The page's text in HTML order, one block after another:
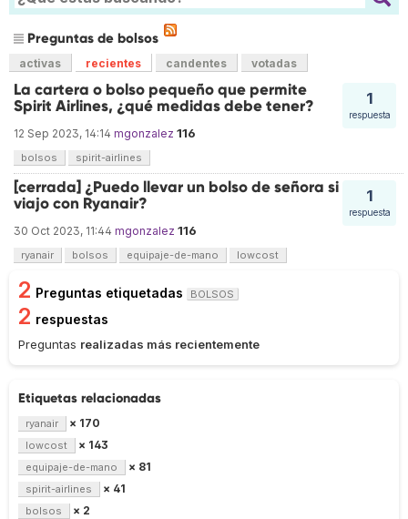
Preguntas de bolsos
activas recientes candentes votadas
1
respuesta
La cartera o bolso pequeño que permite
Spirit Airlines, ¿qué medidas debe tener?
12 Sep 2023, 14:14 mgonzalez 116
bolsos spirit-airlines
1
respuesta
[cerrada] ¿Puedo llevar un bolso de señora si
viajo con Ryanair?
30 Oct 2023, 11:44 mgonzalez 116
ryanair bolsos equipaje-de-mano lowcost
2 Preguntas etiquetadas BOLSOS
2 respuestas
Preguntas realizadas más recientemente
Etiquetas relacionadas
ryanair × 170
lowcost × 143
equipaje-de-mano × 81
spirit-airlines × 41
bolsos × 2